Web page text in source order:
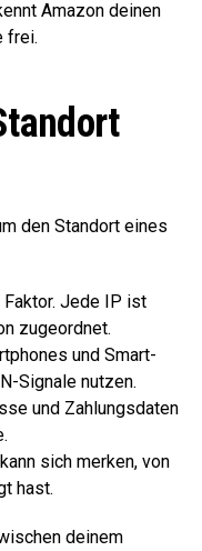
Amazon deinen
frei.
den Standort eines
Jede IP ist
zugeordnet.
und Smart-
Signale nutzen.
und Zahlungsdaten
sich merken, von
hast.
deinem